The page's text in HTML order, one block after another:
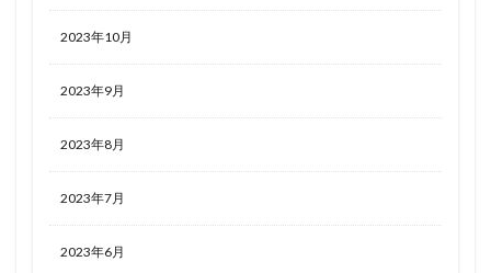
2023年10月
2023年9月
2023年8月
2023年7月
2023年6月